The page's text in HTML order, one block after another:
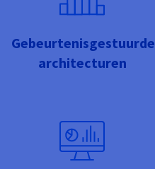
Gebeurtenisgestuurde
architecturen